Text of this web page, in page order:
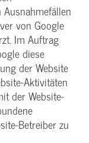
von Google
Im Auftrag
diese
der Website
Aktivitäten
der Website-
Betreiber zu